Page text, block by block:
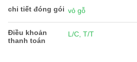
chi tiết đóng gói vỏ gỗ
Điều khoản
thanh toán
L/C, T/T